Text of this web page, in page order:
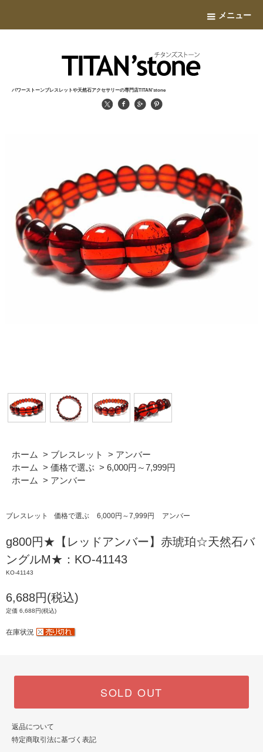
メニュー
パワーストーンブレスレットや天然石アクセサリーの専門店TITAN'stone
ホーム > ブレスレット > アンバー
ホーム > 価格で選ぶ > 6,000円～7,999円
ホーム > アンバー
ブレスレット 価格で選ぶ 6,000円～7,999円 アンバー
g800円★【レッドアンバー】赤琥珀☆天然石バ
ングルM★：KO-41143
KO-41143
6,688円(税込)
定価 6,688円(税込)
在庫状況
SOLD OUT
返品について
特定商取引法に基づく表記